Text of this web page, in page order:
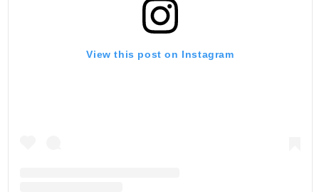
View this post on Instagram